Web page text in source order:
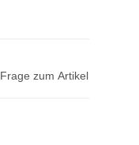
Frage zum Artikel